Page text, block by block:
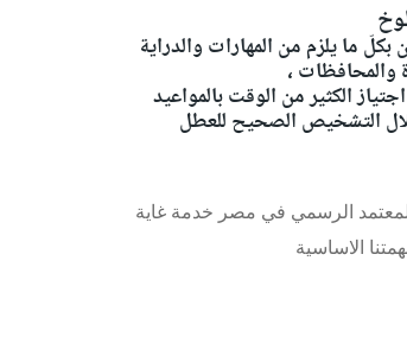
ما يلزم من المهارات والدراية
والمحافظات ،
الكثير من الوقت بالمواعيد
التشخيص الصحيح للعطل
الرسمي في مصر خدمة غاية
الاساسية